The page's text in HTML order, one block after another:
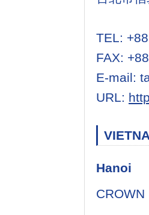
TEL:
FAX:
E-mail:
URL:
Hanoi
CROWN